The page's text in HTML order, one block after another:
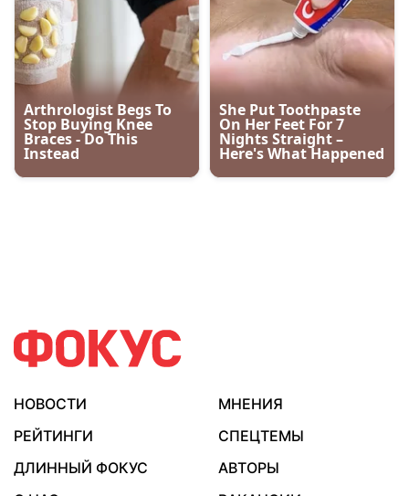
НОВОСТИ
МНЕНИЯ
РЕЙТИНГИ
СПЕЦТЕМЫ
ДЛИННЫЙ ФОКУС
АВТОРЫ